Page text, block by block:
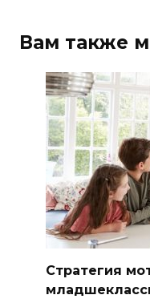
Вам также
Стратегия